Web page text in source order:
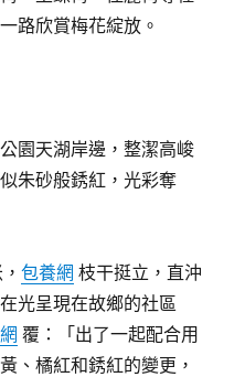
路欣賞梅花綻放。
園天湖岸邊，整潔高峻
朱砂般銹紅，光彩奪
包養網 枝干挺立，直沖
光呈現在故鄉的社區
覆：「出了一起配合用
、橘紅和銹紅的變更，